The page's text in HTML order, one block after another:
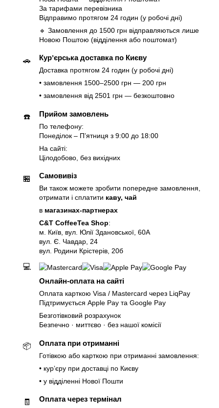
За тарифами перевізника
Відправимо протягом 24 годин (у робочі дні)
🔹 Замовлення до 1500 грн відправляються лише
Новою Поштою (відділення або поштомат)
🚗 Курʼєрська доставка по Києву
Доставка протягом 24 годин (у робочі дні)
• замовлення 1500–2500 грн — 200 грн
• замовлення від 2501 грн — безкоштовно
☎️ Прийом замовлень
По телефону:
Понеділок – Пʼятниця з 9:00 до 18:00
На сайті:
Цілодобово, без вихідних
🏪 Самовивіз
Ви також можете зробити попередне замовлення,
отримати і сплатити каву, чай
в магазинах-партнерах
C&T CoffeeTea Shop:
м. Київ, вул. Юлії Здановської, 60А
вул. Є. Чавдар, 24
вул. Родини Крістерів, 20б
💻
Онлайн-оплата на сайті
Оплата карткою Visa / Mastercard через LiqPay
Підтримується Apple Pay та Google Pay
Безготівковий розрахунок
Безпечно · миттєво · без нашої комісії
📦 Оплата при отриманні
Готівкою або карткою при отриманні замовлення:
• курʼєру при доставці по Києву
• у відділенні Нової Пошти
🧾 Оплата через термінал